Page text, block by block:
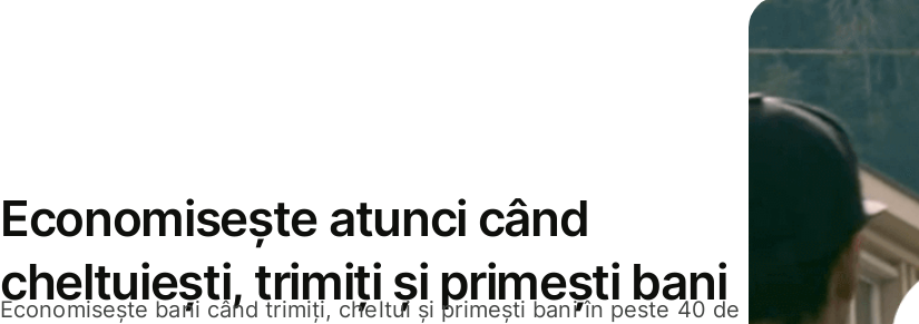
Economisește atunci când
cheltuiești, trimiți și primești bani
Economisește bani când trimiți, cheltui și primești bani în peste 40 de